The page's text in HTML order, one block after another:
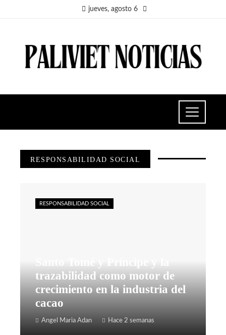
jueves, agosto 6
RESPONSABILIDAD SOCIAL
trazabilidad como motor de
crecimiento en la industria del
cacao
Angel Maria Adan Hace 2 semanas
RESPONSABILIDAD SOCIAL